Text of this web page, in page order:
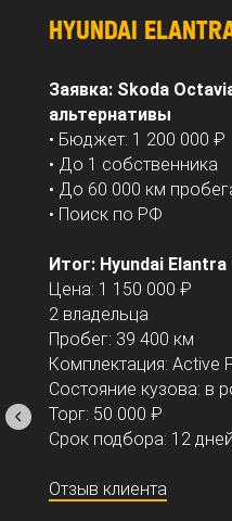
HYUNDAI
Заявка: Skoda
альтернативы
• Бюджет: 1 200 000 ₽
• До 1 собственника
• До 60 000 км
• Поиск по РФ
Итог: Hyundai Elantra
Цена: 1 150 000 ₽
2 владельца
Пробег: 39 400 км
Комплектация: Active
Состояние кузова: в
Торг: 50 000 ₽
Срок подбора: 12 дней
Отзыв клиента